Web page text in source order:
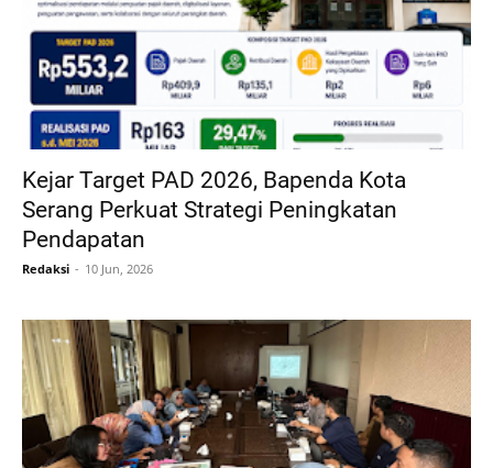
Kejar Target PAD 2026, Bapenda Kota
Serang Perkuat Strategi Peningkatan
Pendapatan
Redaksi 10 Jun, 2026